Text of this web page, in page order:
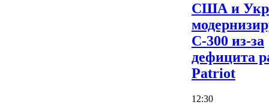
США и
С-300 из-за
дефицита
Patriot
12:30